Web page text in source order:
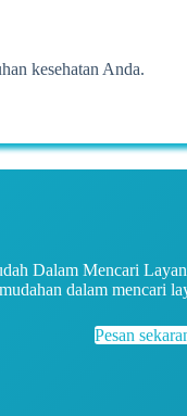
kesehatan Anda.
Dalam Mencari
dalam mencari
Pesan